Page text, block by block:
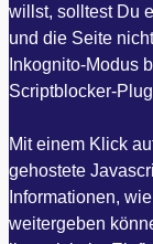
willst, solltest Du
und die Seite
Inkognito-Modus
Scriptblocker-
Mit einem Klick
gehostete
Informationen,
weitergeben